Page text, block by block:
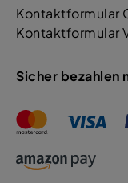
Kontaktformular
Kontaktformular
Sicher bezahlen